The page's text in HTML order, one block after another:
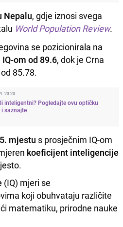
Nepalu, gdje iznosi svega
World Population Review.
se pozicionirala na
om od 89.6, dok je Crna
85.78.
23:20
inteligentni? Pogledajte ovu optičku
saznajte
mjestu s prosječnim IQ-om
koeficijent inteligencije
(IQ) mjeri se
koji obuhvataju različite
matematiku, prirodne nauke